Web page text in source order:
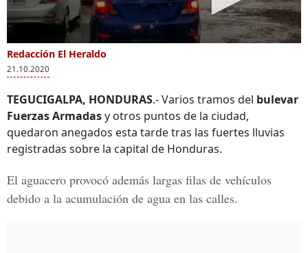
Redacción El Heraldo
21.10.2020
TEGUCIGALPA, HONDURAS.- Varios tramos del bulevar
Fuerzas Armadasy otros puntos de la ciudad,
quedaron anegados esta tarde tras las fuertes lluvias
registradas sobre la capital de Honduras.
El aguacero provocó además largas filas de vehículos
debido a la acumulación de agua en las calles.